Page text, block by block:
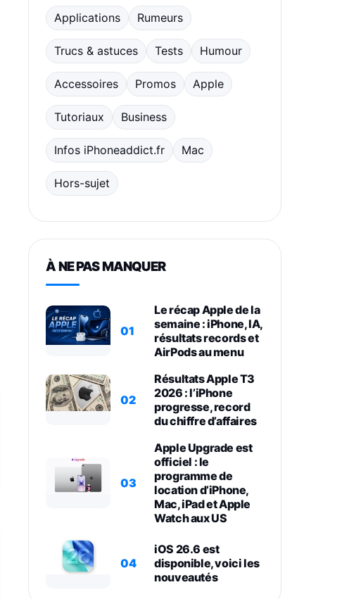
Applications Rumeurs
Trucs & astuces Tests Humour
Accessoires Promos Apple
Tutoriaux Business
Infos iPhoneaddict.fr Mac
Hors-sujet
À NE PAS MANQUER
01
Le récap Apple de la
semaine : iPhone, IA,
résultats records et
AirPods au menu
02
Résultats Apple T3
2026 : l’iPhone
progresse, record
du chiffre d’affaires
03
Apple Upgrade est
officiel : le
programme de
location d’iPhone,
Mac, iPad et Apple
Watch aux US
04
iOS 26.6 est
disponible, voici les
nouveautés